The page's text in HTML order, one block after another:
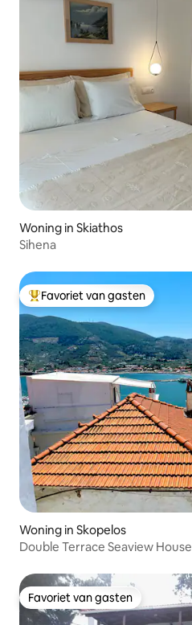
Woning in Skiathos
Sihena
Topfavoriet van gasten
Favoriet van gasten
Woning in Skopelos
Double Terrace Seaview House
Favoriet van gasten
Favoriet van gasten